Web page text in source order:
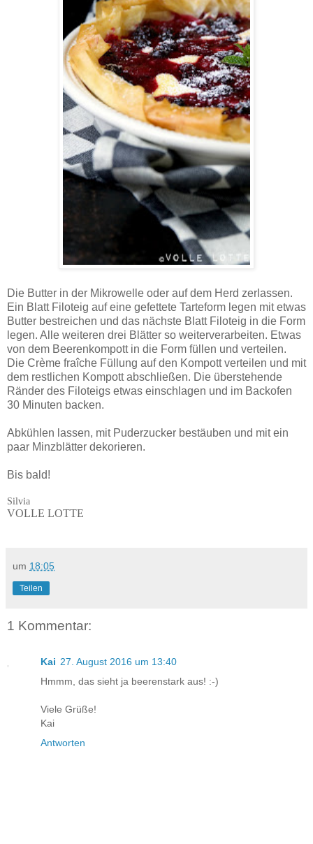
Die Butter in der Mikrowelle oder auf dem Herd zerlassen.
Ein Blatt Filoteig auf eine gefettete Tarteform legen mit etwas
Butter bestreichen und das nächste Blatt Filoteig in die Form
legen. Alle weiteren drei Blätter so weiterverarbeiten. Etwas
von dem Beerenkompott in die Form füllen und verteilen.
Die Crème fraîche Füllung auf den Kompott verteilen und mit
dem restlichen Kompott abschließen. Die überstehende
Ränder des Filoteigs etwas einschlagen und im Backofen
30 Minuten backen.
Abkühlen lassen, mit Puderzucker bestäuben und mit ein
paar Minzblätter dekorieren.
Bis bald!
Silvia
VOLLE LOTTE
um 18:05
Teilen
1 Kommentar:
Kai 27. August 2016 um 13:40
Hmmm, das sieht ja beerenstark aus! :-)
Viele Grüße!
Kai
Antworten